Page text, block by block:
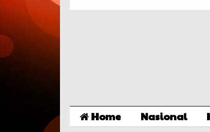
Home Nasional